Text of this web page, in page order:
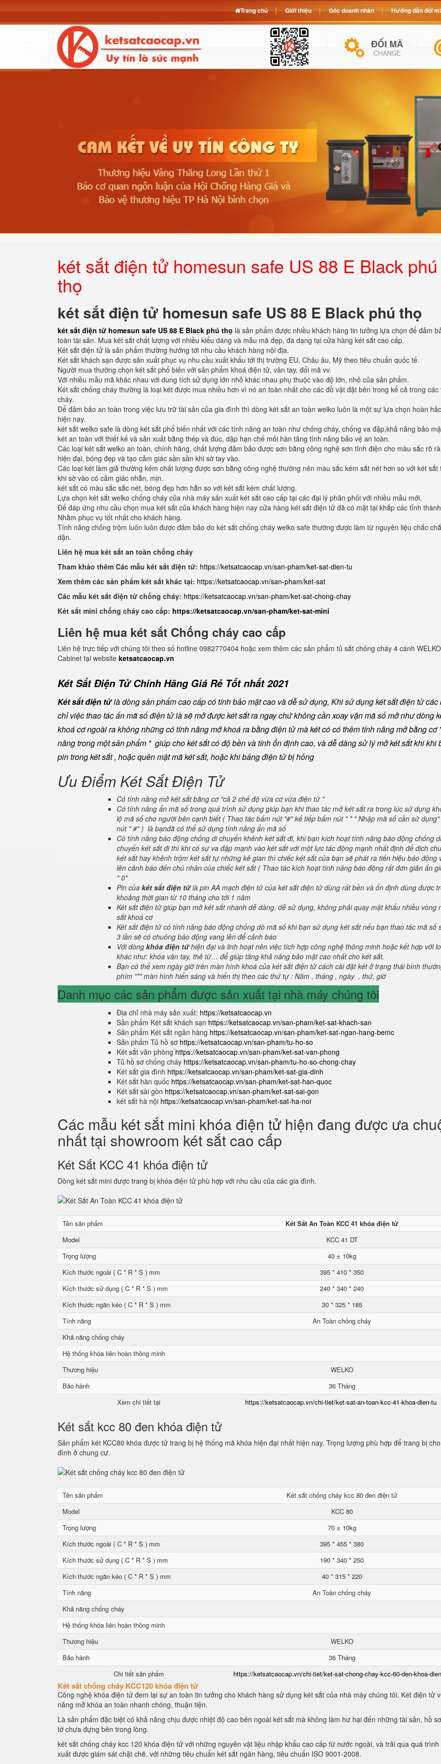
két sắt điện tử homesun safe US 88 E Black phú
thọ
két sắt điện tử homesun safe US 88 E Black phú thọ
két sắt điện tử homesun safe US 88 E Black phú thọ là sản phẩm được nhiều khách hàng tin tưởng lựa chọn để đảm
toàn tài sản. Mua két sắt chất lượng với nhiều kiểu dáng và mẫu mã đẹp, đa dạng tại cửa hàng két sắt cao cấp.
Két sắt điện tử là sản phẩm thường hướng tới nhu cầu khách hàng nội địa.
Két sắt khách sạn được sản xuất phục vụ nhu cầu xuất khẩu tới thị trường EU, Châu âu, Mỹ theo tiêu chuẩn quốc tế.
Người mua thường chọn két sắt phổ biến với sản phẩm khoá điện tử, vân tay, đổi mã vv.
Với nhiều mẫu mã khác nhau với dung tích sử dụng lớn nhỏ khác nhau phụ thuộc vào độ lớn, nhỏ của sản phẩm.
Két sắt chống cháy thường là loại két được mua nhiều hơn vì nó an toàn nhất cho các đồ vật đặt bên trong kể cả trong các
cháy.
Để đảm bảo an toàn trong việc lưu trữ tài sản của gia đình thì dòng két sắt an toàn welko luôn là một sự lựa chọn hoàn
hiện nay.
két sắt welko safe là dòng két sắt phổ biến nhất với các tính năng an toàn như chống cháy, chống va đập,khả năng bảo
két an toàn với thiết kế và sản xuất bằng thép và đúc, dập hạn chế mối hàn tăng tính năng bảo vệ an toàn.
Các loại két sắt welko an toàn, chính hãng, chất lượng đảm bảo được sơn bằng công nghệ sơn tĩnh điện cho màu sắc rõ
hiện đại, bóng đẹp và tạo cảm giác sần sần khi sờ tay vào.
Các loại két làm giả thường kém chất lượng được sơn bằng công nghệ thường nên màu sắc kém sắt nét hơn so với két sắt
khi sờ vào có cảm giác nhẵn, mịn.
két sắt có màu sắc sắc nét, bóng đẹp hơn hẳn so với két sắt kém chất lượng.
Lựa chọn két sắt welko chống cháy của nhà máy sản xuất két sắt cao cấp tại các đại lý phân phối với nhiều mẫu mới.
Để đáp ứng nhu cầu chọn mua két sắt của khách hàng hiện nay cửa hàng két sắt điện tử đã có mặt tại khắp các tỉnh
Nhằm phục vụ tốt nhất cho khách hàng.
Tính năng chống trộm luôn luôn được đảm bảo do két sắt chống cháy welko safe thường được làm từ nguyên liệu chắc
dặn.
Liên hệ mua két sắt an toàn chống cháy
Tham khảo thêm Các mẫu két sắt điện tử: https://ketsatcaocap.vn/san-pham/ket-sat-dien-tu
Xem thêm các sản phẩm két sắt khác tại: https://ketsatcaocap.vn/san-pham/ket-sat
Các mẫu két sắt điện tử chống cháy: https://ketsatcaocap.vn/san-pham/ket-sat-chong-chay
Két sắt mini chống cháy cao cấp: https://ketsatcaocap.vn/san-pham/ket-sat-mini
Liên hệ mua két sắt Chống cháy cao cấp
Liên hệ trực tiếp với chúng tôi theo số hotline 0982770404 hoặc xem thêm các sản phẩm tủ sắt chống cháy 4 cánh
Cabinet tại website ketsatcaocap.vn
Két Sắt Điện Tử Chính Hãng Giá Rẻ Tốt nhất 2021
Két sắt điện tửlà dòng sản phẩm cao cấp có tính bảo mật cao và dễ sử dụng, Khi sử dụng két sắt điện tử các
chỉ việc thao tác ấn mã số điện tử là sẽ mở được két sắt ra ngay chứ không cần xoay vặn mã số mở như dòng
khoá cơ ngoài ra không những có tính năng mở khoá ra bằng điện tử mà két có có thêm tính năng mở bằng cơ
năng trong một sản phẩm " giúp cho két sắt có độ bền và tính ổn định cao, và dễ dàng sử lý mở két sắt khi khi
pin trong két sắt , hoặc quên mật mã két sắt, hoặc khi bảng điện tử bị hỏng
Ưu Điểm Két Sắt Điện Tử
Có tính năng mở két sắt bằng cơ "cả 2 chế độ vừa cơ vừa điện tử "
Có tính năng ẩn mã số trong quá trình sử dụng giúp bạn khi thao tác mở két sắt ra trong lúc sử dụng
lộ mã số cho người bên cạnh biết ( Thao tác bấm nút "#" kế tiếp bấm nút " * " Nhập mã số cần sử
nút " #" ) là bạnđã có thể sử dụng tính năng ẩn mã số
Có tính năng báo động chống di chuyển khênh két sắt đi, khi bạn kích hoạt tính năng báo động chống di
chuyển két sắt đi thì khi có sự va đập mạnh vào két sắt với một lực tác động mạnh nhất định để dịch
két sắt hay khênh trộm két sắt tự những kẻ gian thì chiếc két sắt của bạn sẽ phát ra tiến hiệu báo động
lên cảnh báo đến chủ nhân của chiếc két sắt ( Thao tác kích hoạt tính năng báo động rất đơn giản ấn
" 0"
Pin của két sắt điện tửlà pin AA mạch điện tử của két sắt điện tử dùng rất bền và ổn định dùng được
khoảng thời gian từ 10 tháng cho tới 1 năm
Két sắt điện tử giúp bạn mở két sắt nhanh dễ dàng, dễ sử dụng, không phải quay mật khẩu nhiều vòng
sắt khoá cơ
Két sắt điện tử có tính năng báo động chống dò mã số khi bạn sử dụng két sắt nếu bạn thao tác mã số
3 lần sẽ có chuông báo động vang lên để cảnh báo
Với dòng khóa điện tửhiện đại và linh hoạt nên việc tích hợp công nghệ thông minh hoặc kết hợp với
khác như: khóa vân tay, thẻ từ… để giúp tăng khả năng bảo mật cao nhất cho két sắt.
Bạn có thể xem ngày giờ trên màn hình khoá của két sắt điện tử cách cài đặt két ở trạng thái bình
phím "*" màn hình hiển sáng và hiển thị theo các thứ tự : Năm , tháng , ngày , thứ, giờ
Danh mục các sản phẩm được sản xuất tại nhà máy chúng tôi
Địa chỉ nhà máy sản xuất: https://ketsatcaocap.vn
Sản phẩm Két sắt khách sạn https://ketsatcaocap.vn/san-pham/ket-sat-khach-san
Sản phẩm Két sắt ngân hàng https://ketsatcaocap.vn/san-pham/ket-sat-ngan-hang-bemc
Sản phẩm Tủ hồ sơ https://ketsatcaocap.vn/san-pham/tu-ho-so
Két sắt văn phòng https://ketsatcaocap.vn/san-pham/ket-sat-van-phong
Tủ hồ sơ chống cháy https://ketsatcaocap.vn/san-pham/tu-ho-so-chong-chay
Két sắt gia đình https://ketsatcaocap.vn/san-pham/ket-sat-gia-dinh
Két sắt hàn quốc https://ketsatcaocap.vn/san-pham/ket-sat-han-quoc
Két sắt sài gòn https://ketsatcaocap.vn/san-pham/ket-sat-sai-gon
két sắt hà nội https://ketsatcaocap.vn/san-pham/ket-sat-ha-noi
Các mẫu két sắt mini khóa điện tử hiện đang được ưa
nhất tại showroom két sắt cao cấp
Két Sắt KCC 41 khóa điện tử
Dòng két sắt mini được trang bị khóa điện tử phù hợp với nhu cầu của các gia đình.
Tên sản phẩm
Két Sắt An Toàn KCC 41 khóa điện tử
Model
KCC 41 DT
Trọng lượng
40 ± 10kg
Kích thước ngoài ( C * R * S ) mm
395 * 410 * 350
Kích thước sử dụng ( C * R * S ) mm
240 * 340 * 240
Kích thước ngăn kéo ( C * R * S ) mm
30 * 325 * 185
Tính năng
An Toàn chống cháy
Khả năng chống cháy
Hệ thống khóa liên hoàn thông minh
Thương hiệu
WELKO
Bảo hành
36 Tháng
Xem chi tiết tại
https://ketsatcaocap.vn/chi-tiet/ket-sat-an-toan-kcc-41-khoa-dien-tu
Két sắt kcc 80 đen khóa điện tử
Sản phẩm két KCC80 khóa được tử trang bị hệ thống mã khóa hiện đại nhất hiện nay. Trọng lượng phù hợp để trang bị
đình ở chung cư.
Tên sản phẩm
Két sắt chống cháy kcc 80 đen điện tử
Model
KCC 80
Trọng lượng
70 ± 10kg
Kích thước ngoài ( C * R * S ) mm
395 * 455 * 380
Kích thước sử dụng ( C * R * S ) mm
190 * 340 * 250
Kích thước ngăn kéo ( C * R * S ) mm
40 * 315 * 220
Tính năng
An Toàn chống cháy
Khả năng chống cháy
Hệ thống khóa liên hoàn thông minh
Thương hiệu
WELKO
Bảo hành
36 Tháng
Chi tiết sản phẩm
https://ketsatcaocap.vn/chi-tiet/ket-sat-chong-chay-kcc-60-den-khoa-
Két sắt chống cháy KCC120 khóa điện tử
Công nghệ khóa điện tử đem lại sự an toàn tin tưởng cho khách hàng sử dụng két sắt của nhà máy chúng tôi. Két điện tử
năng mở khóa an toàn nhanh chóng, thuận tiện.
Là sản phẩm đặc biệt có khả năng chịu được nhiệt độ cao bên ngoài két sắt mà không làm hư hại đến những tài sản, hồ
tờ chưa đựng bên trong lòng.
két sắt chống cháy kcc 120 khóa điện tử với những nguyên vật liệu nhập khẩu cao cấp từ nước ngoài, và trải qua quá trình
xuất được giám sát chặt chẽ, với những tiêu chuẩn két sắt ngân hàng, tiêu chuẩn ISO 9001-2008.
Trang chủ Giới thiệu Góc doanh nhân Hướng dẫn đổi